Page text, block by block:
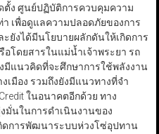
ตั้ง ศูนย์ปฏิบัติการควบคุมความ
เพื่อดูแลความปลอดภัยของการ
ยังได้มีนโยบายผลักดันให้เกิดการ
อโดยสารในแม่น้ำเจ้าพระยา รถ
แนวคิดที่จะศึกษาการใช้พลังงาน
เมือง รวมถึงยังมีแนวทางที่จำ
ในอนาคตอีกด้วย ทาง
มั่นในการดำเนินงานของ
ดการพัฒนาระบบห่วงโซ่อุปทาน